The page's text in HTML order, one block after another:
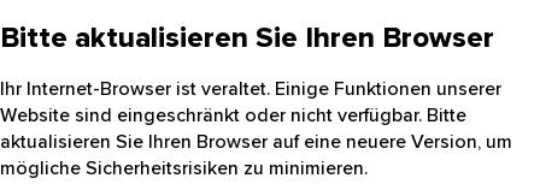
Bitte aktualisieren Sie Ihren Browser
Ihr Internet-Browser ist veraltet. Einige Funktionen unserer
Website sind eingeschränkt oder nicht verfügbar. Bitte
aktualisieren Sie Ihren Browser auf eine neuere Version, um
mögliche Sicherheitsrisiken zu minimieren.